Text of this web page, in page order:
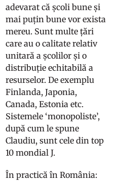
adevarat că școli bune și
mai puțin bune vor exista
mereu. Sunt multe țări
care au o calitate relativ
unitară a școlilor și o
distribuție echitabilă a
resurselor. De exemplu
Finlanda, Japonia,
Canada, Estonia etc.
Sistemele ‘monopoliste’,
după cum le spune
Claudiu, sunt cele din top
10 mondial J.
În practică în România: